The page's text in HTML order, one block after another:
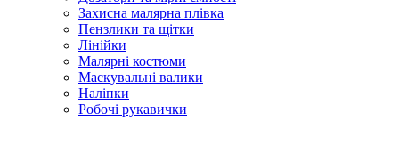
Захисна малярна плівка
Пензлики та щітки
Лінійки
Малярні костюми
Маскувальні валики
Наліпки
Робочі рукавички